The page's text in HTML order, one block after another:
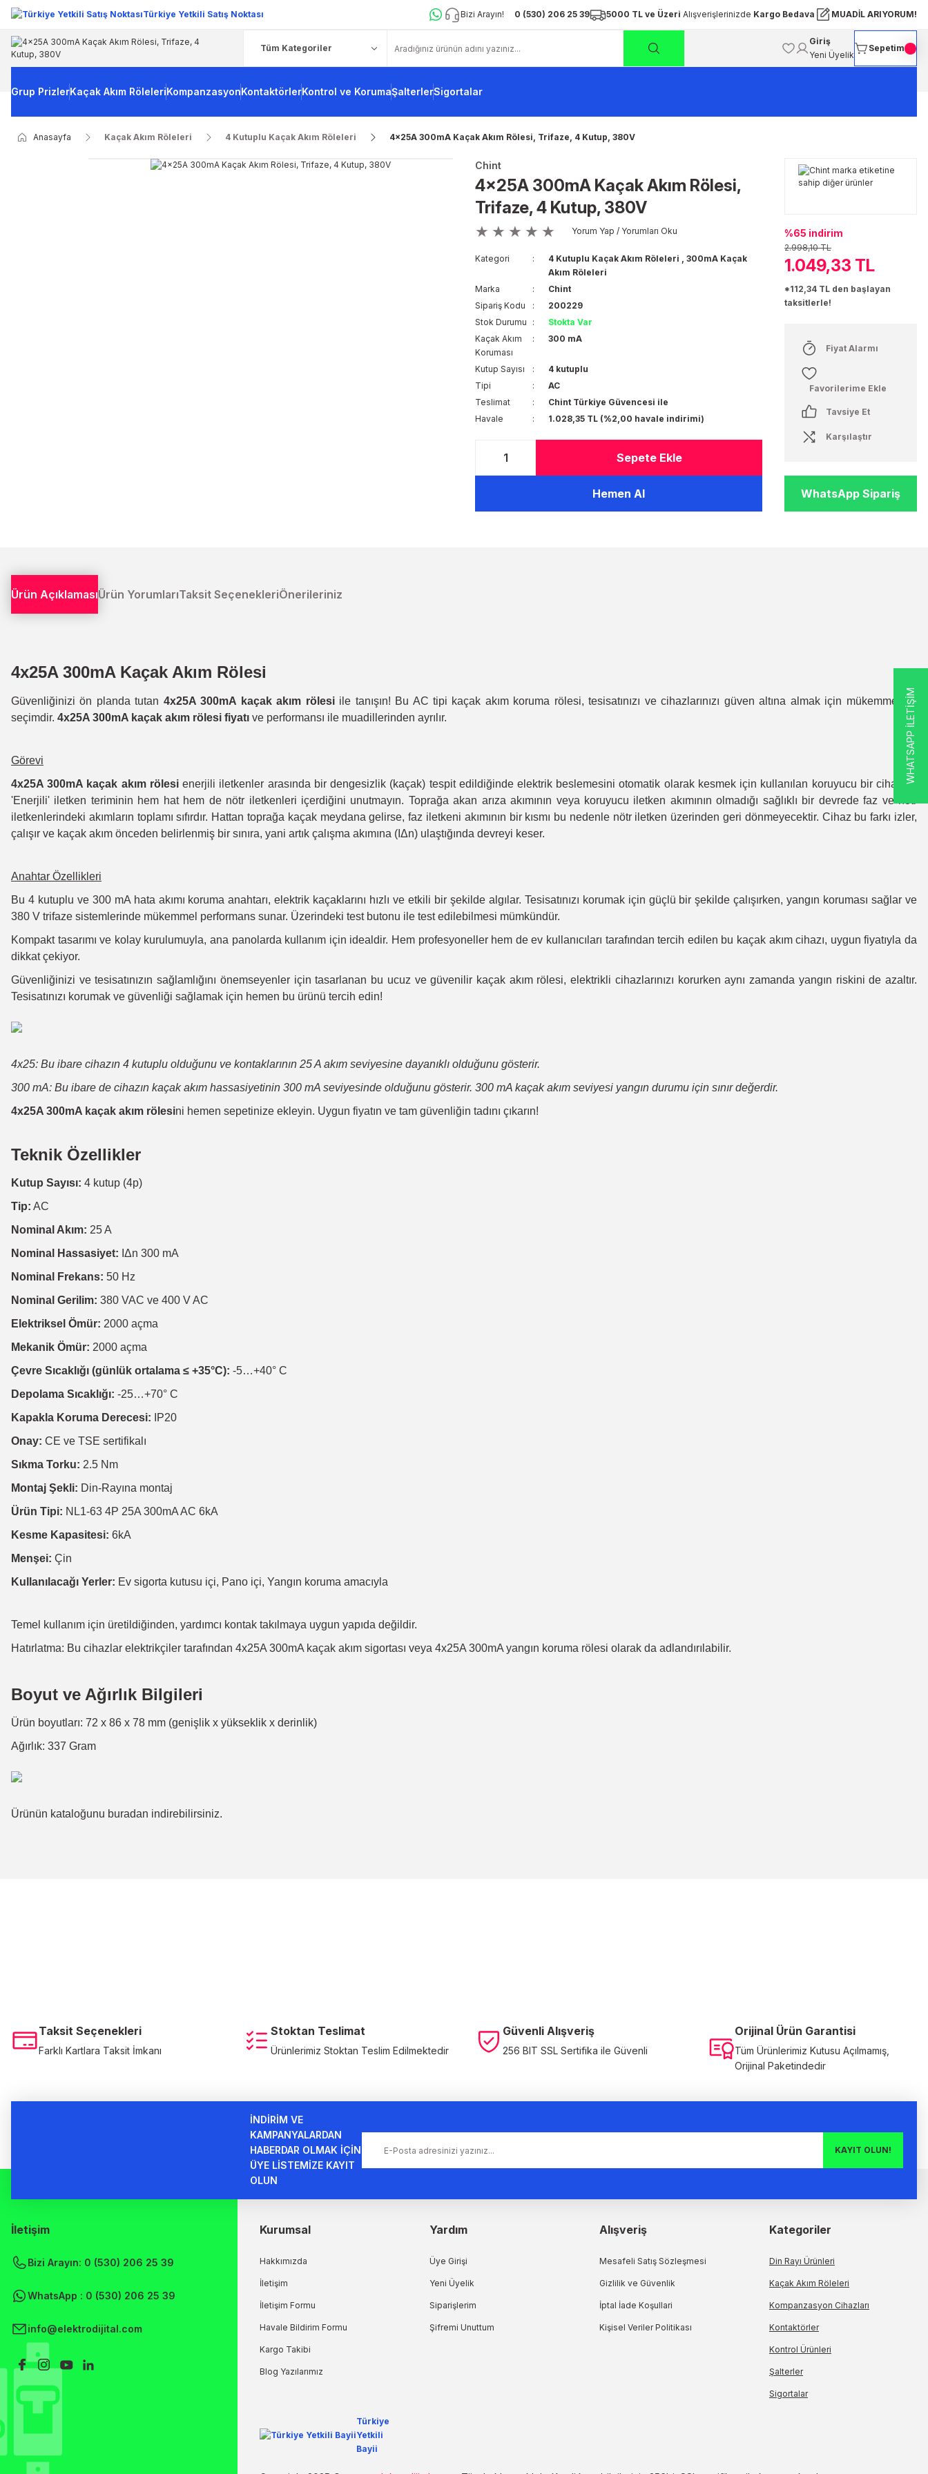
Türkiye Yetkili Satış Noktası Bizi Arayın! 0 (530) 206 25 39 5000 TL ve Üzeri Alışverişlerinizde Kargo Bedava MUADİL ARIYORUM!
Giriş
Yeni Üyelik
Sepetim
Grup PrizlerKaçak Akım RöleleriKompanzasyonKontaktörlerKontrol ve KorumaŞalterlerSigortalar
Anasayfa Kaçak Akım Röleleri 4 Kutuplu Kaçak Akım Röleleri 4x25A 300mA Kaçak Akım Rölesi, Trifaze, 4 Kutup, 380V
Chint
4x25A 300mA Kaçak Akım Rölesi,
Trifaze, 4 Kutup, 380V
Yorum Yap / Yorumları Oku
Kategori 4 Kutuplu Kaçak Akım Röleleri ,300mA Kaçak
Akım Röleleri
Marka
Chint
Sipariş Kodu
200229
Stok Durumu
Stokta Var
Kaçak Akım
Koruması
300 mA
Kutup Sayısı
4 kutuplu
Tipi
AC
Teslimat
Chint Türkiye Güvencesi ile
Havale
1.028,35 TL (%2,00 havale indirimi)
Sepete Ekle
Hemen Al
%65 indirim
2.998,10 TL
1.049,33 TL
*112,34 TL den başlayan
taksitlerle!
Fiyat Alarmı
Tavsiye Et
Karşılaştır
WhatsApp Sipariş
Ürün AçıklamasıÜrün YorumlarıTaksit SeçenekleriÖnerileriniz
4x25A 300mA Kaçak Akım Rölesi
Güvenliğinizi ön planda tutan 4x25A 300mA kaçak akım rölesiile tanışın! Bu AC tipi kaçak akım koruma rölesi, tesisatınızı ve cihazlarınızı güven altına almak için mükemmel bir
seçimdir. 4x25A 300mA kaçak akım rölesi fiyatı ve performansı ile muadillerinden ayrılır.
Görevi
4x25A 300mA kaçak akım rölesienerjili iletkenler arasında bir dengesizlik (kaçak) tespit edildiğinde elektrik beslemesini otomatik olarak kesmek için kullanılan koruyucu bir cihazdır.
'Enerjili' iletken teriminin hem hat hem de nötr iletkenleri içerdiğini unutmayın. Toprağa akan arıza akımının veya koruyucu iletken akımının olmadığı sağlıklı bir devrede faz ve nötr
iletkenlerindeki akımların toplamı sıfırdır. Hattan toprağa kaçak meydana gelirse, faz iletkeni akımının bir kısmı bu nedenle nötr iletken üzerinden geri dönmeyecektir. Cihaz bu farkı izler,
çalışır ve kaçak akım önceden belirlenmiş bir sınıra, yani artık çalışma akımına (IΔn) ulaştığında devreyi keser.
Anahtar Özellikleri
Bu 4 kutuplu ve 300 mA hata akımı koruma anahtarı, elektrik kaçaklarını hızlı ve etkili bir şekilde algılar. Tesisatınızı korumak için güçlü bir şekilde çalışırken, yangın koruması sağlar ve
380 V trifaze sistemlerinde mükemmel performans sunar. Üzerindeki test butonu ile test edilebilmesi mümkündür.
Kompakt tasarımı ve kolay kurulumuyla, ana panolarda kullanım için idealdir. Hem profesyoneller hem de ev kullanıcıları tarafından tercih edilen bu kaçak akım cihazı, uygun fiyatıyla da
dikkat çekiyor.
Güvenliğinizi ve tesisatınızın sağlamlığını önemseyenler için tasarlanan bu ucuz ve güvenilir kaçak akım rölesi, elektrikli cihazlarınızı korurken aynı zamanda yangın riskini de azaltır.
Tesisatınızı korumak ve güvenliği sağlamak için hemen bu ürünü tercih edin!
4x25: Bu ibare cihazın 4 kutuplu olduğunu ve kontaklarının 25 A akım seviyesine dayanıklı olduğunu gösterir.
300 mA: Bu ibare de cihazın kaçak akım hassasiyetinin 300 mA seviyesinde olduğunu gösterir. 300 mA kaçak akım seviyesi yangın durumu için sınır değerdir.
4x25A 300mA kaçak akım rölesini hemen sepetinize ekleyin. Uygun fiyatın ve tam güvenliğin tadını çıkarın!
Teknik Özellikler
Kutup Sayısı: 4 kutup (4p)
Tip: AC
Nominal Akım: 25 A
Nominal Hassasiyet: IΔn 300 mA
Nominal Frekans: 50 Hz
Nominal Gerilim: 380 VAC ve 400 V AC
Elektriksel Ömür: 2000 açma
Mekanik Ömür: 2000 açma
Çevre Sıcaklığı (günlük ortalama ≤ +35°C): -5…+40° C
Depolama Sıcaklığı: -25…+70° C
Kapakla Koruma Derecesi: IP20
Onay: CE ve TSE sertifikalı
Sıkma Torku: 2.5 Nm
Montaj Şekli: Din-Rayına montaj
Ürün Tipi: NL1-63 4P 25A 300mA AC 6kA
Kesme Kapasitesi: 6kA
Menşei: Çin
Kullanılacağı Yerler: Ev sigorta kutusu içi, Pano içi, Yangın koruma amacıyla
Temel kullanım için üretildiğinden, yardımcı kontak takılmaya uygun yapıda değildir.
Hatırlatma: Bu cihazlar elektrikçiler tarafından 4x25A 300mA kaçak akım sigortası veya 4x25A 300mA yangın koruma rölesi olarak da adlandırılabilir.
Boyut ve Ağırlık Bilgileri
Ürün boyutları: 72 x 86 x 78 mm (genişlik x yükseklik x derinlik)
Ağırlık: 337 Gram
Ürünün kataloğunu buradan indirebilirsiniz.
Taksit Seçenekleri
Farklı Kartlara Taksit İmkanı
Stoktan Teslimat
Ürünlerimiz Stoktan Teslim Edilmektedir
Güvenli Alışveriş
256 BIT SSL Sertifika ile Güvenli
Orijinal Ürün Garantisi
Tüm Ürünlerimiz Kutusu Açılmamış,
Orijinal Paketindedir
İNDİRİM VE
KAMPANYALARDAN
HABERDAR OLMAK İÇİN
ÜYE LİSTEMİZE KAYIT
OLUN
KAYIT OLUN!
İletişim
Bizi Arayın: 0 (530) 206 25 39
WhatsApp : 0 (530) 206 25 39
info@elektrodijital.com
Kurumsal
Hakkımızda
İletişim
İletişim Formu
Havale Bildirim Formu
Kargo Takibi
Blog Yazılarımız
Yardım
Üye Girişi
Yeni Üyelik
Siparişlerim
Şifremi Unuttum
Alışveriş
Mesafeli Satış Sözleşmesi
Gizlilik ve Güvenlik
İptal İade Koşullari
Kişisel Veriler Politikası
Kategoriler
Din Rayı Ürünleri
Kaçak Akım Röleleri
Kompanzasyon Cihazları
Kontaktörler
Kontrol Ürünleri
Şalterler
Sigortalar
Türkiye
Yetkili
Bayii
WHATSAPP İLETİŞİM